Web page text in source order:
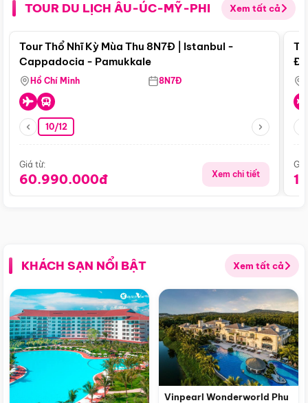
TOUR DU LỊCH ÂU-ÚC-MỸ-PHI Xem tất cả
Điểm nổi bật
Tour Thổ Nhĩ Kỳ Mùa Thu 8N7Đ | Istanbul -
Cappadocia - Pamukkale
Hồ Chí Minh 8N7Đ
10/12
Giá từ:
60.990.000đ Xem chi tiết
KHÁCH SẠN NỔI BẬT Xem tất cả
Vinpearl Wonderworld Phu